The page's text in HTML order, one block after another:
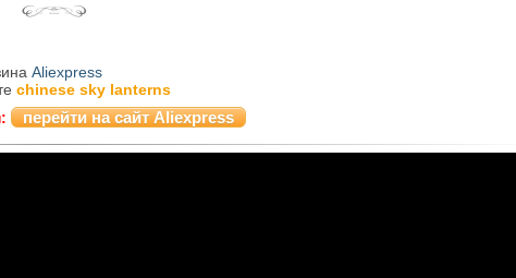
Aliexpress
chinese sky lanterns
перейти на сайт Aliexpress